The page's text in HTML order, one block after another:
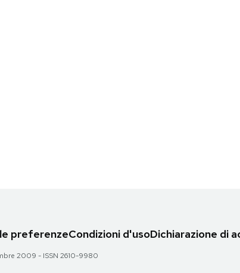
preferenzeCondizioni d'usoDichiarazione di
2009 - ISSN 2610-9980